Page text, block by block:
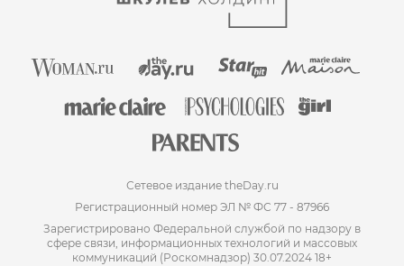
Сетевое издание theDay.ru
Регистрационный номер ЭЛ № ФС 77 - 87966
Зарегистрировано Федеральной службой по надзору в
сфере связи, информационных технологий и массовых
коммуникаций (Роскомнадзор) 30.07.2024 18+